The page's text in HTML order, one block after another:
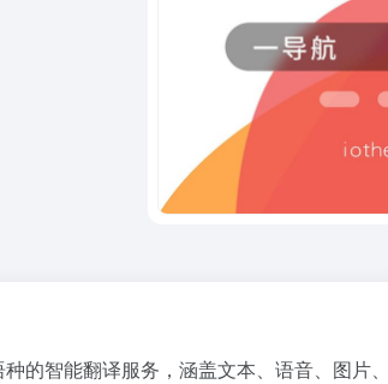
智能翻译服务，涵盖文本、语音、图片